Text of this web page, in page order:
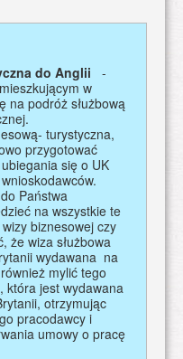
do Anglii -
w
na podróż służbową
turystyczna,
przygotować
się o UK
Państwa
na wszystkie te
biznesowej czy
że wiza służbowa
wydawana na
mylić tego
która jest wydawana
otrzymując
pracodawcy i
umowy o pracę